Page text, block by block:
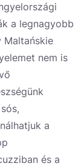
a legnagyobb
nem is
a
és a